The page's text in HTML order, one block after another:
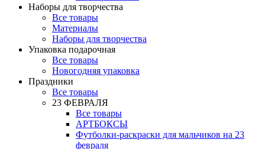
Наборы для творчества
Все товары
Материалы
Наборы для творчества
Упаковка подарочная
Все товары
Новогодняя упаковка
Праздники
Все товары
23 ФЕВРАЛЯ
Все товары
АРТБОКСЫ
Футболки-раскраски для мальчиков на 23
февраля